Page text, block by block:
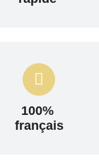
100%
français